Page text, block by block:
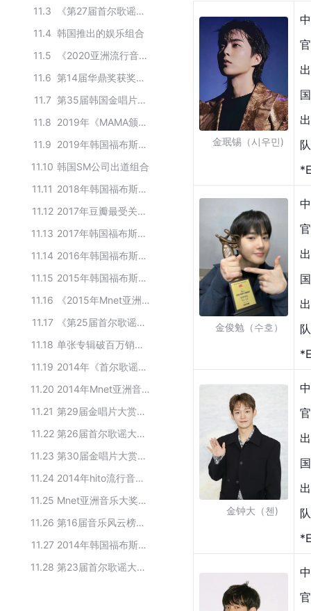
11.3
《第27届首尔歌谣大赏》本赏获奖名单
11.4 韩国推出的娱乐组合
11.5
《2020亚洲流行音乐大奖》获奖名单
11.6
第14届华鼎奖获奖名单
11.7
第35届韩国金唱片奖获奖名单
11.8
2019年《MAMA颁奖典礼》获奖名单
11.9
2019年韩国福布斯名人榜
11.10 韩国SM公司出道组合
11.11
2018年韩国福布斯名人榜
11.12
2017年豆瓣最受关注的韩国音乐人
11.13
2017年韩国福布斯名人榜
11.14
2016年韩国福布斯名人榜
11.15
2015年韩国福布斯名人榜
11.16
《2015年Mnet亚洲音乐大奖》获奖名单
11.17
《第25届首尔歌谣大赏》本赏获奖名单
11.18
单张专辑破百万销量的K-Pop组合
11.19
2014年《首尔歌谣大赏》本赏获奖名单
11.20
2014年Mnet亚洲音乐盛典(MAMA)获奖名单
11.21
第29届金唱片大赏获奖名单
11.22
第26届首尔歌谣大赏获奖名单
11.23
第30届金唱片大赏获奖人物
11.24
2014年hito流行音乐奖获奖者
11.25
Mnet亚洲音乐大奖最佳年度歌手
11.26
第16届音乐风云榜获奖名单
11.27
2014年韩国福布斯名人榜
11.28
第23届首尔歌谣大赏获奖人物
   金珉锡（시우민)
    金俊勉（수호）
      金钟大（첸)